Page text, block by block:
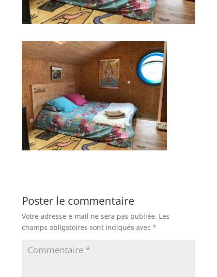
Poster le commentaire
Votre adresse e-mail ne sera pas publiée. Les
champs obligatoires sont indiqués avec *